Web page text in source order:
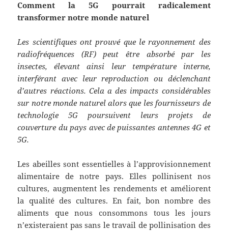
Comment la 5G pourrait radicalement
transformer notre monde naturel
Les scientifiques ont prouvé que le rayonnement des
radiofréquences (RF) peut être absorbé par les
insectes, élevant ainsi leur température interne,
interférant avec leur reproduction ou déclenchant
d’autres réactions. Cela a des impacts considérables
sur notre monde naturel alors que les fournisseurs de
technologie 5G poursuivent leurs projets de
couverture du pays avec de puissantes antennes 4G et
5G.
Les abeilles sont essentielles à l’approvisionnement
alimentaire de notre pays. Elles pollinisent nos
cultures, augmentent les rendements et améliorent
la qualité des cultures. En fait, bon nombre des
aliments que nous consommons tous les jours
n’existeraient pas sans le travail de pollinisation des